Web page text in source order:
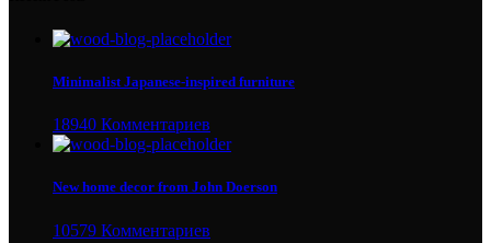
Minimalist Japanese-inspired furniture
18940 Комментариев
New home decor from John Doerson
10579 Комментариев